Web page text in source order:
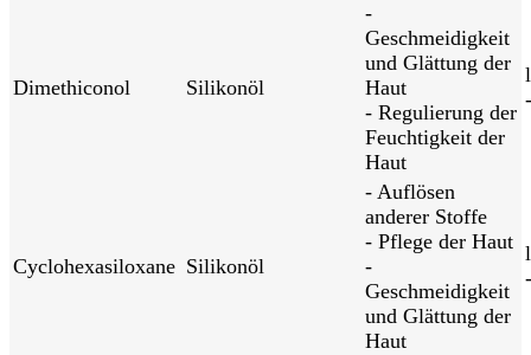
Dimethiconol Silikonöl
-
Geschmeidigkeit
und Glättung der
Haut
- Regulierung der
Feuchtigkeit der
Haut
Cyclohexasiloxane Silikonöl
- Auflösen
anderer Stoffe
- Pflege der Haut
-
Geschmeidigkeit
und Glättung der
Haut